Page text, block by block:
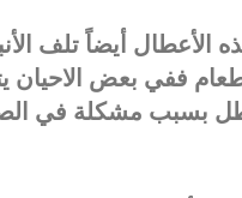
الأعطال أيضاً تلف
ففي بعض الاحيان
بسبب مشكلة في